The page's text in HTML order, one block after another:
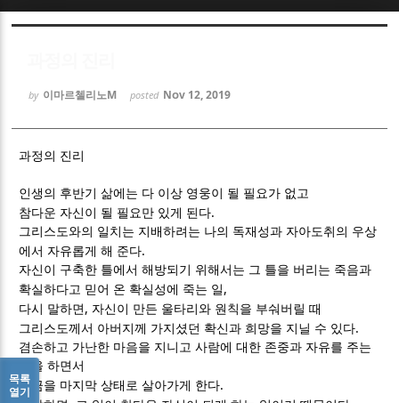
by 이마르첼리노M posted Nov 12, 2019
과정의 진리
인생의 후반기 삶에는 다 이상 영웅이 될 필요가 없고
참다운 자신이 될 필요만 있게 된다.
그리스도와의 일치는 지배하려는 나의 독재성과 자아도취의 우상
에서 자유롭게 해 준다.
자신이 구축한 틀에서 해방되기 위해서는 그 틀을 버리는 죽음과
확실하다고 믿어 온 확실성에 죽는 일 ,
다시 말하면 , 자신이 만든 울타리와 원칙을 부숴버릴 때
그리스도께서 아버지께 가지셨던 확신과 희망을 지닐 수 있다.
겸손하고 가난한 마음을 지니고 사람에 대한 존중과 자유를 주는
일을 하면서
지금을 마지막 상태로 살아가게 한다.
목록
열기
Sketchbook5, 스케치북5
Sketchbook5, 스케치북5
Sketchbook5, 스케치북5
Sketchbook5, 스케치북5